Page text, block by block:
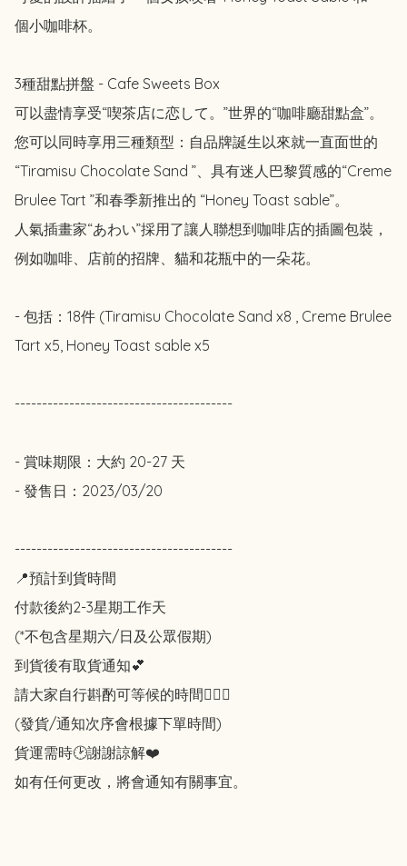
個小咖啡杯。
3種甜點拼盤 - Cafe Sweets Box
可以盡情享受“喫茶店に恋して。”世界的“咖啡廳甜點盒”。
您可以同時享用三種類型：自品牌誕生以來就一直面世的
“Tiramisu Chocolate Sand ”、具有迷人巴黎質感的“Creme
Brulee Tart ”和春季新推出的 “Honey Toast sable”。
人氣插畫家“あわい”採用了讓人聯想到咖啡店的插圖包裝，
例如咖啡、店前的招牌、貓和花瓶中的一朵花。
- 包括：18件 (Tiramisu Chocolate Sand x8 , Creme Brulee
Tart x5, Honey Toast sable x5
----------------------------------------
- 賞味期限：大約 20-27 天
- 發售日：2023/03/20
----------------------------------------
📍預計到貨時間
付款後約2-3星期工作天
(*不包含星期六/日及公眾假期)
到貨後有取貨通知💕
請大家自行斟酌可等候的時間🙇🏻‍♀️
(發貨/通知次序會根據下單時間)
貨運需時🕑謝謝諒解❤️
如有任何更改，將會通知有關事宜。